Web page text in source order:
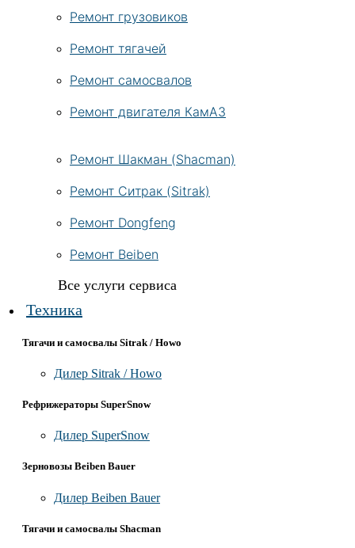
Ремонт грузовиков
Ремонт тягачей
Ремонт самосвалов
Ремонт двигателя КамАЗ
Ремонт Шакман (Shacman)
Ремонт Ситрак (Sitrak)
Ремонт Dongfeng
Ремонт Beiben
Все услуги сервиса
Техника
Тягачи и самосвалы Sitrak / Howo
Дилер Sitrak / Howo
Рефрижераторы SuperSnow
Дилер SuperSnow
Зерновозы Beiben Bauer
Дилер Beiben Bauer
Тягачи и самосвалы Shacman